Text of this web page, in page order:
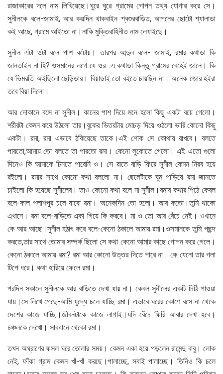
রাজাকারের দলে নাম লিখিয়েছে।ঘুরে ঘুরে গ্রামের গোপন তথ্য যোগার করে সে।
সুনীলকে বলে-জামাই, আর কয়দিন থাকবাইন শ্বশুরবাড়িত, আপনের ছোটো শ্যালাডা
কই আছে, গ্রামে আইতো না।নাকি মুক্তিবাহিনীত নাম লেখাইছে।
সুনীল এটা ওটা বলে পাশ কাটায়। তারপর আব্দুল বলে- জামাই, রমার কথাডা কি
জানতাইন না হি? ওসমানের লগে যে ওর…এ কথাডা কিন্তু গ্রামের বেহেই জানে। কি
যে ভিমরতি অইছিলো ছেড়িডার। বিয়াডাই তো বইতে চায়ছিন না। অনেক জোর হইরা
তবে বিয়া দিলো।
আর দোকানে বসে না সুনীল। কানের পাশ দিয়ে মনে হলো কিছু একটা বয়ে গেলো।
শরীরটা কেমন করে উঠলো তার।বুকের ভিতরটায় মোচড় দিয়ে ওঠলো ভারি কোনো কিছু
একটা। রমা, রমা এভাবে ঠকিয়েছে তাকে।এই শোক সে কোথায় রাখবে। বলতে
পারতো,আমায় তো বলতে তা পারতো রমা। কেনো লুকোতে গেলো। এই এতো গুলো
দিনেও কি আমাকে চিনতে পারেনি ও। সে রাতে বাড়ি ফিরে সুনীল কেমন নিরব হয়ে
রইলো। রমার সাথে কোনো কথা বললো না। ছেলেটাকে ঘুম পাড়িয়ে রমা জানতে
চাইলো কি হয়েছে সুনীলের। তাও কোনো কথা বলে না সুনীল।রমার কথার পিঠে কেবল
বলে-কাল পলাশপুর চলে যাবো রমা। অনেকদিন তো হলো। আর কতো।তুমি থাকো
এখানে। রমা বলে-বাড়িতে একা গিয়ে কি করবে। মা ও তো আর বেঁচে নেই। ওখানে
কে আর আছে।সুনীল হঠাৎ করে বলে-কেনো ঠকালে আমায় রমা।ওসমানকে তুমি পছন্দ
করতে,তার সাথে তোমার সম্পর্ক ছিলো সে কথা কেনো আমার কাছে গোপন করে গেলে।
কেনো ঠকালে আমায় রমা? রমা আর কোনো উত্তর দিতে পারে না। কে যেনো তার গলা
টিপে ধরে। কথা হারিয়ে ফেলে রমা।
পরদিন সকালে সুনীলকে আর বাড়িতে দেখা যায় না। কেবল সুনীলের একটি চিঠি পাওয়া
যায়।সে লিখে গেছে-আমি যুদ্ধে চলে যাচ্ছি রমা। এভাবে ঘরের কোণে বসে না থেকে
দেশের কাজে যাচ্ছি।জীবনটাকে কাজে লাগাই।যদি বেঁচে ফিরি আবার দেখা হবে।
চঞ্চলকে দেখো। সাবধানে থেকো রমা।
তখন অঘ্রাণের ফসল ঘরে তোলার সময়। কেমন একা হয়ে পড়লেন রামেন্দু বাবু। লোক
নেই, ফাঁকা গ্রাম কেমন খাঁ-খাঁ করছে।পালাচ্ছে, সবাই পালাচ্ছে। তিনিও কি চলে